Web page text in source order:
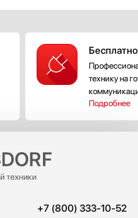
технику на
Подробнее
+7 (800) 333-10-52